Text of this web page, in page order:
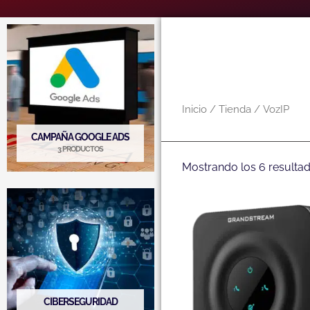
CAMPAÑA GOOGLE ADS
3 PRODUCTOS
CIBERSEGURIDAD
Inicio/ Tienda / VozIP
Mostrando los 6